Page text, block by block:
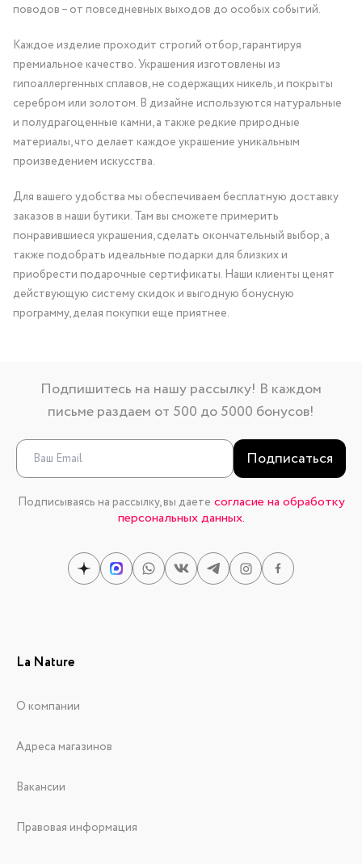
поводов – от повседневных выходов до особых событий.
Каждое изделие проходит строгий отбор, гарантируя
премиальное качество. Украшения изготовлены из
гипоаллергенных сплавов, не содержащих никель, и покрыты
серебром или золотом. В дизайне используются натуральные
и полудрагоценные камни, а также редкие природные
материалы, что делает каждое украшение уникальным
произведением искусства.
Для вашего удобства мы обеспечиваем бесплатную доставку
заказов в наши бутики. Там вы сможете примерить
понравившиеся украшения, сделать окончательный выбор, а
также подобрать идеальные подарки для близких и
приобрести подарочные сертификаты. Наши клиенты ценят
действующую систему скидок и выгодную бонусную
программу, делая покупки еще приятнее.
Подпишитесь на нашу рассылку! В каждом
письме раздаем от 500 до 5000 бонусов!
Подписаться
Подписываясь на рассылку, вы даете согласие на обработку
персональных данных.
La Nature
О компании
Адреса магазинов
Вакансии
Правовая информация